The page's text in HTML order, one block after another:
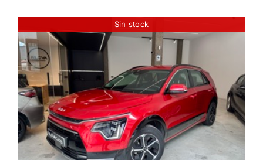
Sin stock
KIA NIRO 1.6GDI HEV
DRIVE
21.950€